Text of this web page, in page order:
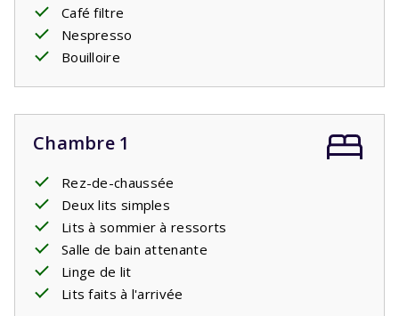
Café filtre
Nespresso
Bouilloire
Chambre 1
Rez-de-chaussée
Deux lits simples
Lits à sommier à ressorts
Salle de bain attenante
Linge de lit
Lits faits à l'arrivée